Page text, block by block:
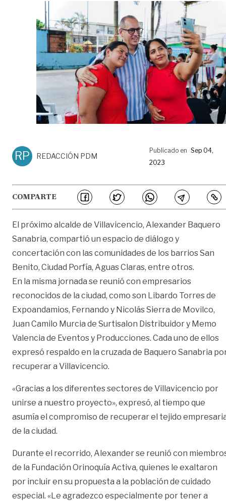
RP REDACCIÓN PDM
Publicado en Sep 04,
2023
COMPARTE
El próximo alcalde de Villavicencio, Alexander Baquero
Sanabria, compartió un espacio de diálogo y
concertación con las comunidades de los barrios San
Benito, Ciudad Porfía, Aguas Claras, entre otros.
En la misma jornada se reunió con empresarios
reconocidos de la ciudad, como son Libardo Torres de
Expoandamios, Fernando y Nicolás Sierra de Movilco,
Juan Camilo Murcia de Surtisalon Distribuidor y Memo
Valencia de Eventos y Producciones. Cada uno de ellos
expresó respaldo en la cruzada de Baquero Sanabria
recuperar a Villavicencio.
«Gracias a los diferentes sectores de Villavicencio por
unirse a nuestro proyecto», expresó, al tiempo que
asumía el compromiso de recuperar el tejido
de la ciudad.
Durante el recorrido, Alexander se reunió con
de la Fundación Orinoquía Activa, quienes le exaltaron
por incluir en su propuesta a la población de cuidado
especial. «Le agradezco especialmente por tener a